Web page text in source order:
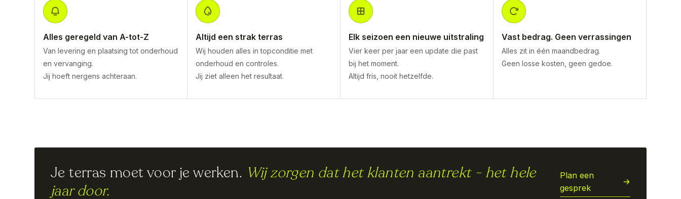
Alles geregeld van A-tot-Z
Van levering en plaatsing tot onderhoud
en vervanging.
Jij hoeft nergens achteraan.
Altijd een strak terras
Wij houden alles in topconditie met
onderhoud en controles.
Jij ziet alleen het resultaat.
Elk seizoen een nieuwe uitstraling
Vier keer per jaar een update die past
bij het moment.
Altijd fris, nooit hetzelfde.
Vast bedrag. Geen verrassingen
Alles zit in één maandbedrag.
Geen losse kosten, geen gedoe.
Je terras moet voor je werken. Wij zorgen dat het klanten aantrekt - het hele
jaar door.
Plan een
gesprek